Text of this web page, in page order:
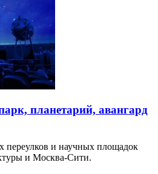
планетарий, авангард
переулков и научных площадок
и Москва-Сити.